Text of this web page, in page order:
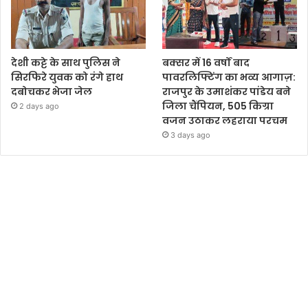
देशी कट्टे के साथ पुलिस ने
सिरफिरे युवक को रंगे हाथ
दबोचकर भेजा जेल
2 days ago
बक्सर में 16 वर्षों बाद
पावरलिफ्टिंग का भव्य आगाज़:
राजपुर के उमाशंकर पांडेय बने
जिला चैंपियन, 505 किग्रा
वजन उठाकर लहराया परचम
3 days ago